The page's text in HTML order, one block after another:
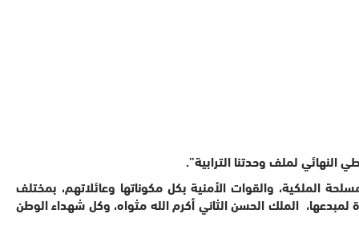
النهائي لملف وحدتنا الترابية”.
الملكية، والقوات الأمنية بكل مكوناتها وعائلاتهم، بمختلف
الملك الحسن الثاني أكرم الله مثواه، وكل شهداء الوطن